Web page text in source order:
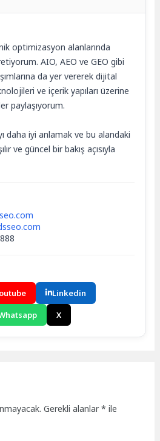
optimizasyon alanlarında
AIO, AEO ve GEO gibi
da yer vererek dijital
ve içerik yapıları üzerine
paylaşıyorum.
daha iyi anlamak ve bu alandaki
ve güncel bir bakış açısıyla
Linkedin
X
Gerekli alanlar* ile